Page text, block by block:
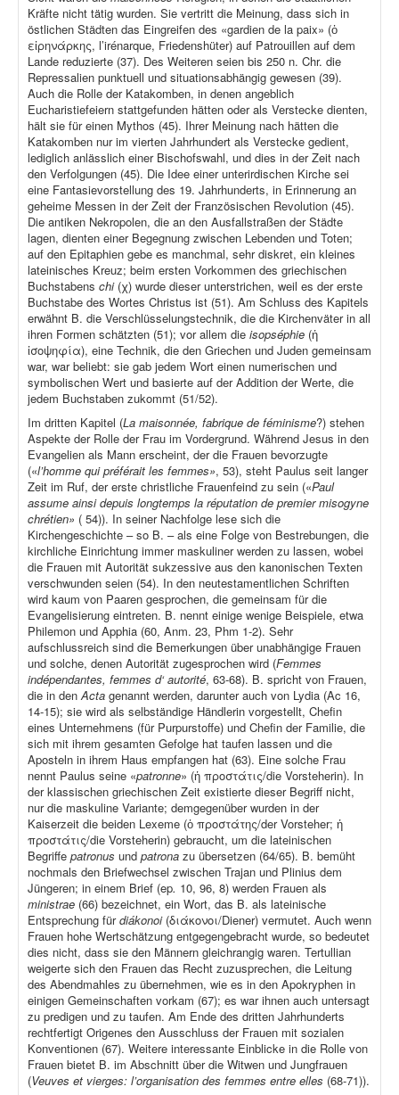
Kräfte nicht tätig wurden. Sie vertritt die Meinung, dass sich in
östlichen Städten das Eingreifen des «gardien de la paix» (ὁ
εἰρηνάρκης, l’irénarque, Friedenshüter) auf Patrouillen auf dem
Lande reduzierte (37). Des Weiteren seien bis 250 n. Chr. die
Repressalien punktuell und situationsabhängig gewesen (39).
Auch die Rolle der Katakomben, in denen angeblich
Eucharistiefeiern stattgefunden hätten oder als Verstecke dienten,
hält sie für einen Mythos (45). Ihrer Meinung nach hätten die
Katakomben nur im vierten Jahrhundert als Verstecke gedient,
lediglich anlässlich einer Bischofswahl, und dies in der Zeit nach
den Verfolgungen (45). Die Idee einer unterirdischen Kirche sei
eine Fantasievorstellung des 19. Jahrhunderts, in Erinnerung an
geheime Messen in der Zeit der Französischen Revolution (45).
Die antiken Nekropolen, die an den Ausfallstraßen der Städte
lagen, dienten einer Begegnung zwischen Lebenden und Toten;
auf den Epitaphien gebe es manchmal, sehr diskret, ein kleines
lateinisches Kreuz; beim ersten Vorkommen des griechischen
Buchstabens chi (χ) wurde dieser unterstrichen, weil es der erste
Buchstabe des Wortes Christus ist (51). Am Schluss des Kapitels
erwähnt B. die Verschlüsselungstechnik, die die Kirchenväter in all
ihren Formen schätzten (51); vor allem die isopséphie (ἡ
ἰσοψηφία), eine Technik, die den Griechen und Juden gemeinsam
war, war beliebt: sie gab jedem Wort einen numerischen und
symbolischen Wert und basierte auf der Addition der Werte, die
jedem Buchstaben zukommt (51/52).
Im dritten Kapitel (La maisonnée, fabrique de féminisme?) stehen
Aspekte der Rolle der Frau im Vordergrund. Während Jesus in den
Evangelien als Mann erscheint, der die Frauen bevorzugte
(«l’homme qui préférait les femmes», 53), steht Paulus seit langer
Zeit im Ruf, der erste christliche Frauenfeind zu sein («Paul
assume ainsi depuis longtemps la réputation de premier misogyne
chrétien» ( 54)). In seiner Nachfolge lese sich die
Kirchengeschichte – so B. – als eine Folge von Bestrebungen, die
kirchliche Einrichtung immer maskuliner werden zu lassen, wobei
die Frauen mit Autorität sukzessive aus den kanonischen Texten
verschwunden seien (54). In den neutestamentlichen Schriften
wird kaum von Paaren gesprochen, die gemeinsam für die
Evangelisierung eintreten. B. nennt einige wenige Beispiele, etwa
Philemon und Apphia (60, Anm. 23, Phm 1-2). Sehr
aufschlussreich sind die Bemerkungen über unabhängige Frauen
und solche, denen Autorität zugesprochen wird (Femmes
indépendantes, femmes d‘ autorité, 63-68). B. spricht von Frauen,
die in denActa genannt werden, darunter auch von Lydia (Ac 16,
14-15); sie wird als selbständige Händlerin vorgestellt, Chefin
eines Unternehmens (für Purpurstoffe) und Chefin der Familie, die
sich mit ihrem gesamten Gefolge hat taufen lassen und die
Aposteln in ihrem Haus empfangen hat (63). Eine solche Frau
nennt Paulus seine «patronne» (ἡ προστάτις/die Vorsteherin). In
der klassischen griechischen Zeit existierte dieser Begriff nicht,
nur die maskuline Variante; demgegenüber wurden in der
Kaiserzeit die beiden Lexeme (ὁ προστάτης/der Vorsteher; ἡ
προστάτις/die Vorsteherin) gebraucht, um die lateinischen
Begriffe patronus und patrona zu übersetzen (64/65). B. bemüht
nochmals den Briefwechsel zwischen Trajan und Plinius dem
Jüngeren; in einem Brief (ep. 10, 96, 8) werden Frauen als
ministrae (66) bezeichnet, ein Wort, das B. als lateinische
Entsprechung fürdiákonoi (διάκονοι/Diener) vermutet. Auch wenn
Frauen hohe Wertschätzung entgegengebracht wurde, so bedeutet
dies nicht, dass sie den Männern gleichrangig waren. Tertullian
weigerte sich den Frauen das Recht zuzusprechen, die Leitung
des Abendmahles zu übernehmen, wie es in den Apokryphen in
einigen Gemeinschaften vorkam (67); es war ihnen auch untersagt
zu predigen und zu taufen. Am Ende des dritten Jahrhunderts
rechtfertigt Origenes den Ausschluss der Frauen mit sozialen
Konventionen (67). Weitere interessante Einblicke in die Rolle von
Frauen bietet B. im Abschnitt über die Witwen und Jungfrauen
(Veuves et vierges: l’organisation des femmes entre elles (68-71)).